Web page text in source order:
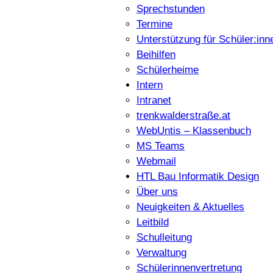
Sprechstunden
Termine
Unterstützung für
Beihilfen
Schülerheime
Intern
Intranet
trenkwalderstraße.at
WebUntis – Klassenbuch
MS Teams
Webmail
HTL Bau Informatik Design
Über uns
Neuigkeiten & Aktuelles
Leitbild
Schulleitung
Verwaltung
Schülerinnenvertretung